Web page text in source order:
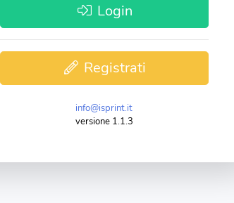
Login
Registrati
info@isprint.it
versione 1.1.3